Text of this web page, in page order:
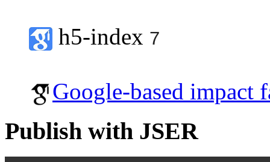
h5-index 7
Google-based impact
Publish with JSER